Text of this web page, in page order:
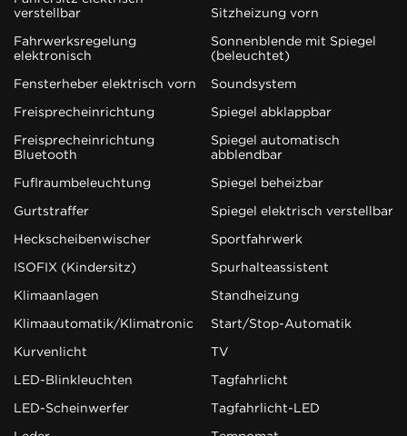
verstellbar
Fahrwerksregelung
elektronisch
Fensterheber elektrisch vorn
Freisprecheinrichtung
Freisprecheinrichtung
Bluetooth
Fußraumbeleuchtung
Gurtstraffer
Heckscheibenwischer
ISOFIX (Kindersitz)
Klimaanlagen
Klimaautomatik/Klimatronic
Kurvenlicht
LED-Blinkleuchten
LED-Scheinwerfer
Sitzheizung vorn
Sonnenblende mit Spiegel
(beleuchtet)
Soundsystem
Spiegel abklappbar
Spiegel automatisch
abblendbar
Spiegel beheizbar
Spiegel elektrisch verstellbar
Sportfahrwerk
Spurhalteassistent
Standheizung
Start/Stop-Automatik
TV
Tagfahrlicht
Tagfahrlicht-LED